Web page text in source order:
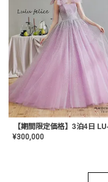
¥300,000